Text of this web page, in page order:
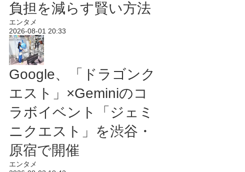
負担を減らす賢い方法
エンタメ
2026-08-01 20:33
Google、「ドラゴンク
エスト」×Geminiのコ
ラボイベント「ジェミ
ニクエスト」を渋谷・
原宿で開催
エンタメ